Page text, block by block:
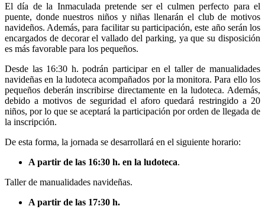
El día de la Inmaculada pretende ser el culmen perfecto para el
puente, donde nuestros niños y niñas llenarán el club de motivos
navideños. Además, para facilitar su participación, este año serán los
encargados de decorar el vallado del parking, ya que su disposición
es más favorable para los pequeños.
Desde las 16:30 h. podrán participar en el taller de manualidades
navideñas en la ludoteca acompañados por la monitora. Para ello los
pequeños deberán inscribirse directamente en la ludoteca. Además,
debido a motivos de seguridad el aforo quedará restringido a 20
niños, por lo que se aceptará la participación por orden de llegada de
la inscripción.
De esta forma, la jornada se desarrollará en el siguiente horario:
A partir de las 16:30 h. en la ludoteca.
Taller de manualidades navideñas.
A partir de las 17:30 h.